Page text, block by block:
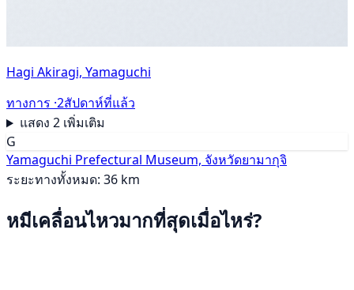
Hagi Akiragi, Yamaguchi
ทางการ ·2สัปดาห์ที่แล้ว
แสดง 2 เพิ่มเติม
G
Yamaguchi Prefectural Museum, จังหวัดยามากุจิ
ระยะทางทั้งหมด: 36 km
หมีเคลื่อนไหวมากที่สุดเมื่อไหร่?